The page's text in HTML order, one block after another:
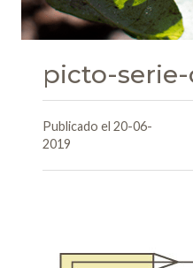
picto-
Publicado el 20-06-
2019